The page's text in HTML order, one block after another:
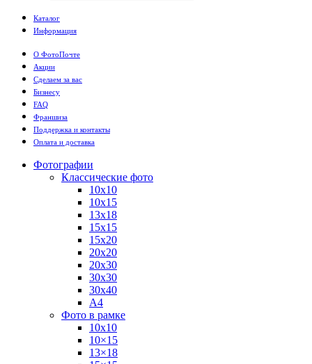
Каталог
Информация
О ФотоПочте
Акции
Сделаем за вас
Бизнесу
FAQ
Франшиза
Поддержка и контакты
Оплата и доставка
Фотографии
Классические фото
10х10
10х15
13х18
15х15
15х20
20х20
20х30
30х30
30х40
А4
Фото в рамке
10х10
10×15
13×18